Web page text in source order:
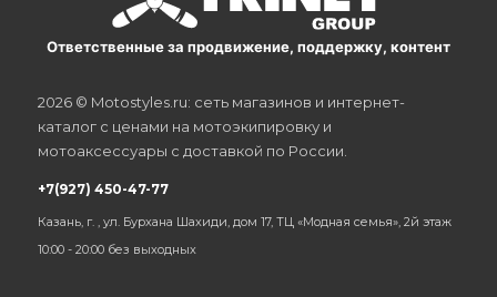
Ответственные за продвижение, поддержку, контент
2026 © Motostyles.ru: сеть магазинов и интернет-
каталог с ценами на мотоэкипировку и
мотоаксессуары с доставкой по России.
+7(927) 450-47-77
Казань, г. , ул. Бурхана Шахиди, дом 17, ТЦ «Модная семья», 2й этаж
10:00 - 20:00 без выходных